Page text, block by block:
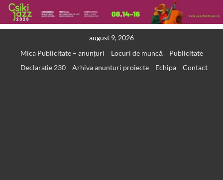
august 9, 2026
Mica Publicitate – anunțuri
Locuri de muncă
Publicitate
Declarație 230
Arhiva anunturi proiecte Echipa Contact